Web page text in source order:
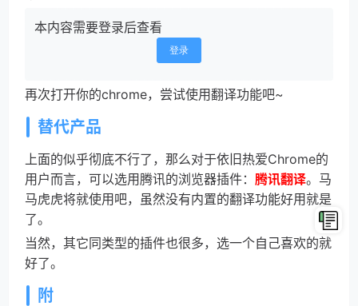
本内容需要登录后查看
登录
再次打开你的chrome，尝试使用翻译功能吧~
替代产品
上面的似乎彻底不行了，那么对于依旧热爱Chrome的
用户而言，可以选用腾讯的浏览器插件： 腾讯翻译。马
马虎虎将就使用吧，虽然没有内置的翻译功能好用就是
了。
当然，其它同类型的插件也很多，选一个自己喜欢的就
好了。
附